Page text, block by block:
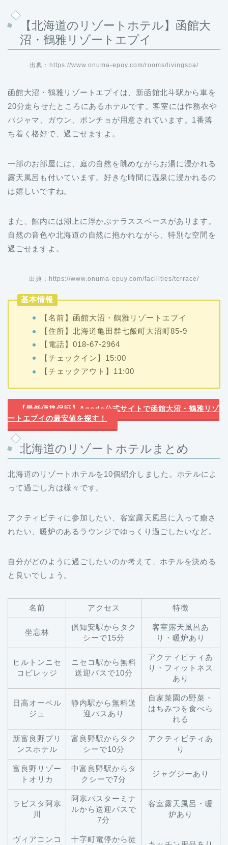
【北海道のリゾートホテル】函館大
沼・鶴雅リゾートエプイ
出典：https://www.onuma-epuy.com/rooms/livingspa/
函館大沼・鶴雅リゾートエプイは、新函館北斗駅から車を
20分走らせたところにあるホテルです。客室には作務衣や
パジャマ、ガウン、ポンチョが用意されています。1番落
ち着く格好で、過ごせますよ。
一部のお部屋には、庭の自然を眺めながらお湯に浸かれる
露天風呂も付いています。好きな時間に温泉に浸かれるの
は嬉しいですね。
また、館内には湖上に浮かぶテラススペースがあります。
自然の音色や北海道の自然に抱かれながら、特別な空間を
過ごせますよ。
出典：https://www.onuma-epuy.com/facilities/terrace/
基本情報
【名前】函館大沼・鶴雅リゾートエプイ
【住所】北海道亀田群七飯町大沼町85-9
【電話】018-67-2964
【チェックイン】15:00
【チェックアウト】11:00
【最低価格保証】Agoda公式サイトで函館大沼・鶴雅リゾ
ートエプイの最安値を探す！
北海道のリゾートホテルまとめ
北海道のリゾートホテルを10個紹介しました。ホテルによ
って過ごし方は様々です。
アクティビティに参加したい、客室露天風呂に入って癒さ
れたい、暖炉のあるラウンジでゆっくり過ごしたいなど。
自分がどのように過ごしたいのか考えて、ホテルを決める
と良いでしょう。
名前 アクセス 特徴
坐忘林
倶知安駅からタク
シーで15分
客室露天風呂あ
り・暖炉あり
ヒルトンニセ
コビレッジ
ニセコ駅から無料
送迎バスで10分
アクティビティあ
り・フィットネス
あり
日高オーベル
ジュ
静内駅から無料送
迎バスあり
自家菜園の野菜・
はちみつを食べら
れる
新富良野プリ
ンスホテル
富良野駅からタク
シーで10分
アクティビティあ
り
富良野リゾー
トオリカ
中富良野駅からタ
クシーで7分
ジャグジーあり
ラビスタ阿寒
川
阿寒バスターミナ
ルから送迎バスで
7分
客室露天風呂・暖
炉あり
ヴィアコンコ
十字町電停から徒